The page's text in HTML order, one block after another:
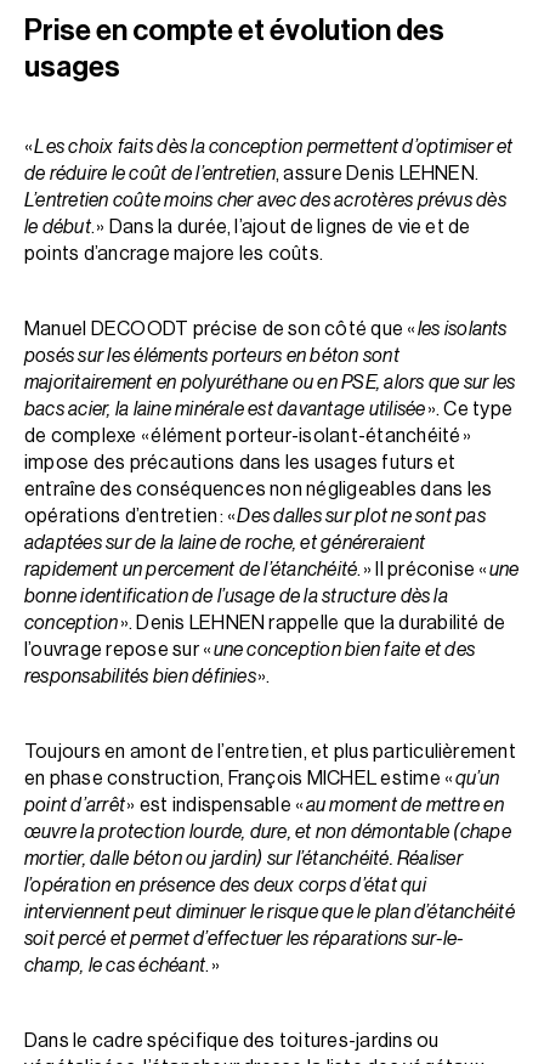
Prise en compte et évolution des
usages
«Les choix faits dès la conception permettent d’optimiser et
de réduire le coût de l’entretien, assure Denis LEHNEN.
L’entretien coûte moins cher avec des acrotères prévus dès
le début. » Dans la durée, l’ajout de lignes de vie et de
points d’ancrage majore les coûts.
Manuel DECOODT précise de son côté que «les isolants
posés sur les éléments porteurs en béton sont
majoritairement en polyuréthane ou en PSE, alors que sur les
bacs acier, la laine minérale est davantage utilisée». Ce type
de complexe « élément porteur-isolant-étanchéité »
impose des précautions dans les usages futurs et
entraîne des conséquences non négligeables dans les
opérations d’entretien : «Des dalles sur plot ne sont pas
adaptées sur de la laine de roche, et généreraient
rapidement un percement de l’étanchéité. » Il préconise «une
bonne identification de l’usage de la structure dès la
conception». Denis LEHNEN rappelle que la durabilité de
l’ouvrage repose sur «une conception bien faite et des
responsabilités bien définies».
Toujours en amont de l’entretien, et plus par­ti­cu­liè­rement
en phase construction, François MICHEL estime «qu’un
point d’arrêt» est indispensable «au moment de mettre en
œuvre la protection lourde, dure, et non démontable (chape
mortier, dalle béton ou jardin) sur l’étanchéité. Réaliser
l’opération en présence des deux corps d’état qui
interviennent peut diminuer le risque que le plan d’étanchéité
soit percé et permet d’effectuer les réparations sur-le-
champ, le cas échéant. »
Dans le cadre spécifique des toitures-jardins ou